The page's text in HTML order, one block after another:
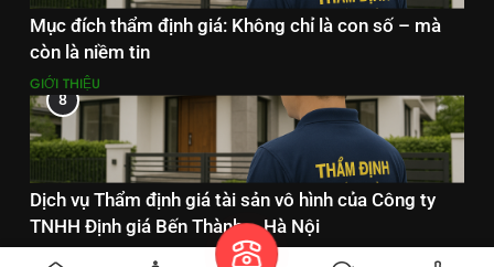
Mục đích thẩm định giá: Không chỉ là con số – mà
còn là niềm tin
GIỚI THIỆU
8
Dịch vụ Thẩm định giá tài sản vô hình của Công ty
TNHH Định giá Bến Thành – Hà Nội
DỊCH VỤ THẨM ĐỊNH GIÁ